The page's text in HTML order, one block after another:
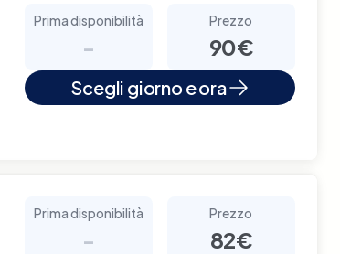
Prima disponibilità
-
Prezzo
90€
Scegli giorno e ora
Prima disponibilità
-
Prezzo
82€